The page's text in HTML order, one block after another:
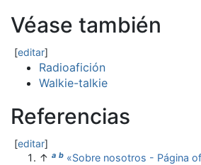
Véase también
[editar]
Radioafición
Walkie-talkie
Referencias
[editar]
↑ a b «Sobre nosotros - Página